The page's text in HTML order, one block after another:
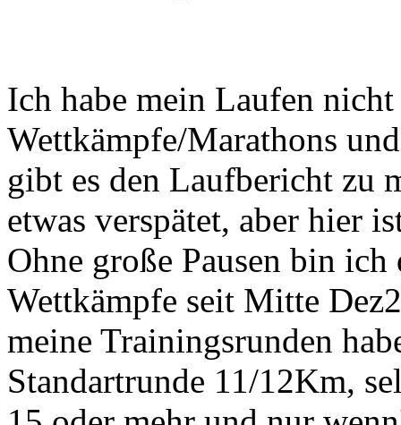
Ich habe mein Laufen
Wettkämpfe/Marathons
gibt es den Laufbericht zu
etwas verspätet, aber hier
Ohne große Pausen bin
Wettkämpfe seit Mitte
meine Trainingsrunden
Standartrunde 11/12Km,